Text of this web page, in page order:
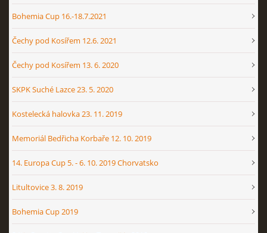
Bohemia Cup 16.-18.7.2021
Čechy pod Kosířem 12.6. 2021
Čechy pod Kosířem 13. 6. 2020
SKPK Suché Lazce 23. 5. 2020
Kostelecká halovka 23. 11. 2019
Memoriál Bedřicha Korbaře 12. 10. 2019
14. Europa Cup 5. - 6. 10. 2019 Chorvatsko
Litultovice 3. 8. 2019
Bohemia Cup 2019